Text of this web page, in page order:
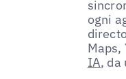
ogni
Maps,
IA, da